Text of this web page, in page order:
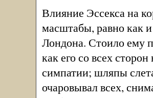
Влияние Эссекса на
масштабы, равно как
Лондона. Стоило ему
как его со всех
симпатии; шляпы
очаровывал всех,